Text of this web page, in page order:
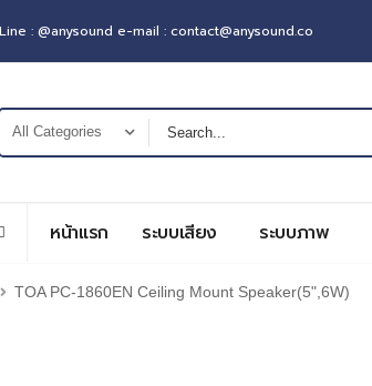
: @anysound e-mail : contact@anysound.co
หน้าแรก ระบบเสียง ระบบภาพ
TOA PC-1860EN Ceiling Mount Speaker(5",6W)